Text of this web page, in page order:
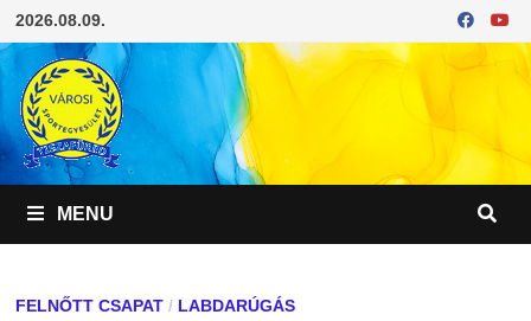
Skip
to
content
2026.08.09.
MENU
FELNŐTT CSAPAT/ LABDARÚGÁS